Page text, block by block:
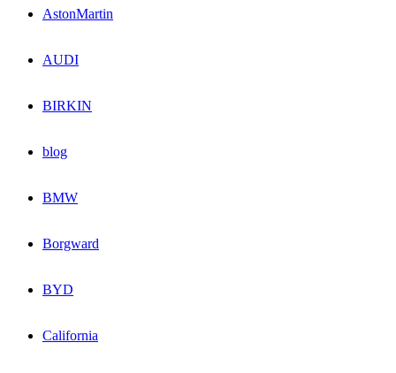
AstonMartin
AUDI
BIRKIN
blog
BMW
Borgward
BYD
California